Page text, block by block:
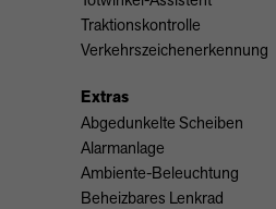
Traktionskontrolle
Verkehrszeichenerkennung
Extras
Abgedunkelte Scheiben
Alarmanlage
Ambiente-Beleuchtung
Beheizbares Lenkrad